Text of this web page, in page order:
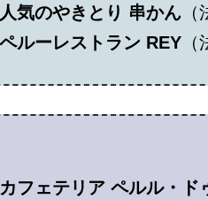
人気のやきとり 串かん
ペルーレストラン REY
カフェテリア ペルル・ド